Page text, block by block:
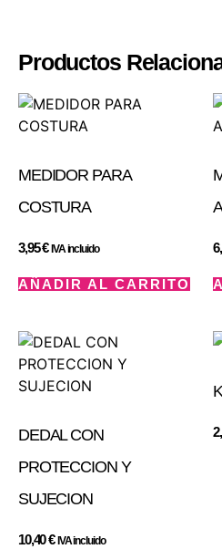
Productos
MEDIDOR PARA
COSTURA
3,95€ IVA incluido
AÑADIR AL CARRITO
DEDAL CON
PROTECCION Y
SUJECION
10,40€ IVA incluido